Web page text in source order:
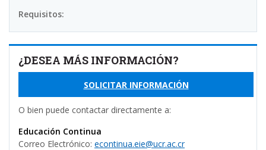
Requisitos:
¿DESEA MÁS INFORMACIÓN?
SOLICITAR INFORMACIÓN
O bien puede contactar directamente a:
Educación Continua
Correo Electrónico: econtinua.eie@ucr.ac.cr